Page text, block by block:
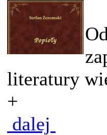
literatury
+
dalej